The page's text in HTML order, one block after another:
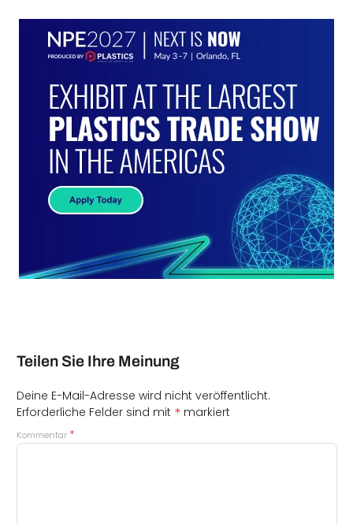
Teilen Sie Ihre Meinung
Deine E-Mail-Adresse wird nicht veröffentlicht.
Erforderliche Felder sind mit * markiert
Kommentar *